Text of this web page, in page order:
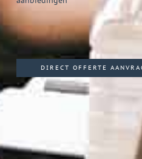
DIRECT OFFERTE